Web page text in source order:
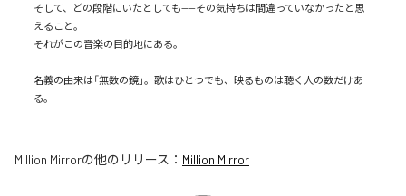
そして、どの段階にいたとしても——その気持ちは間違っていなかったと思
えること。
それがこの音楽の目的地にある。
名義の由来は「無数の鏡」。歌はひとつでも、映るものは聴く人の数だけあ
る。
Million Mirrorの他のリリース： Million Mirror